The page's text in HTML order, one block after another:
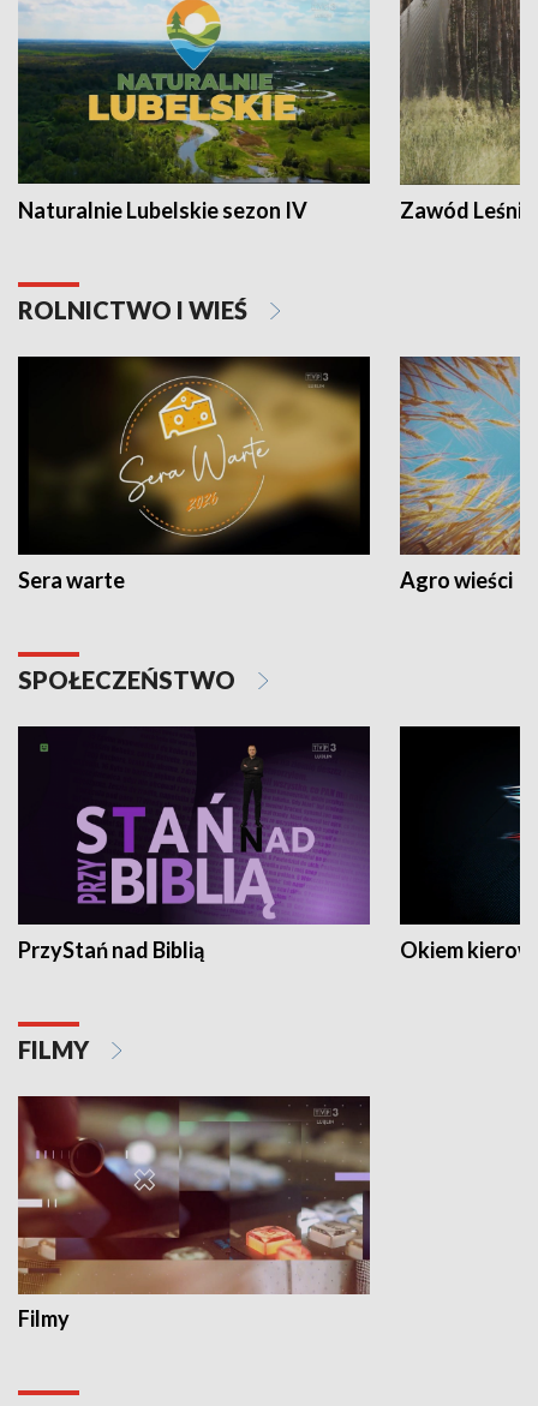
Naturalnie Lubelskie sezon IV Zawód Leśnik
ROLNICTWO I WIEŚ
Sera warte Agro wieści
SPOŁECZEŃSTWO
PrzyStań nad Biblią Okiem
FILMY
Filmy